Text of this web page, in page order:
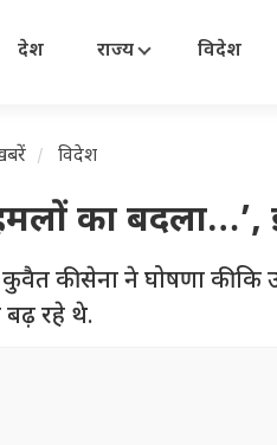
देश राज्य विदेश
विदेश
का
की सेना ने घोषणा की कि
रहे थे.